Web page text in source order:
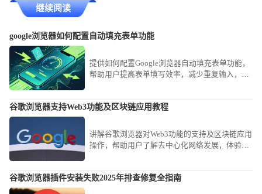
继续阅读
google浏览器如何配置自动填充表单功能
提供如何配置Google浏览器自动填充表单功能，
帮助用户提高表单填写效率，减少重复输入，提
谷歌浏览器支持Web3功能及区块链应用教程
讲解谷歌浏览器对Web3功能的支持及区块链应用
操作，帮助用户了解去中心化网络发展，体验新
谷歌浏览器插件安装失败2025年排查修复全指南